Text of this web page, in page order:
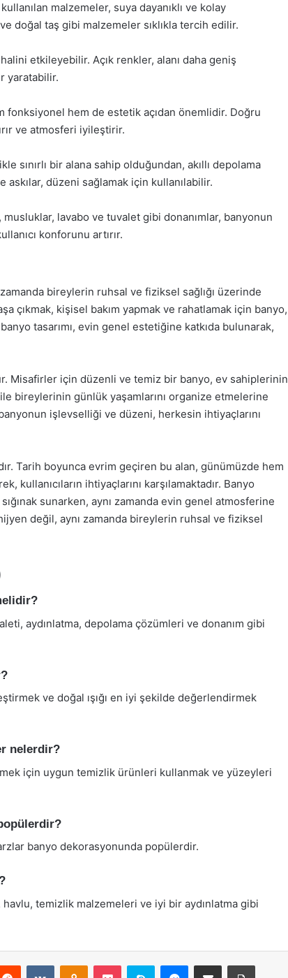
malzemeler, suya dayanıklı ve kolay
doğal taş gibi malzemeler sıklıkla tercih edilir.
etkileyebilir. Açık renkler, alanı daha geniş
yaratabilir.
fonksiyonel hem de estetik açıdan önemlidir. Doğru
ve atmosferi iyileştirir.
sınırlı bir alana sahip olduğundan, akıllı depolama
askılar, düzeni sağlamak için kullanılabilir.
lavabo ve tuvalet gibi donanımlar, banyonun
konforunu artırır.
bireylerin ruhsal ve fiziksel sağlığı üzerinde
çıkmak, kişisel bakım yapmak ve rahatlamak için banyo,
tasarımı, evin genel estetiğine katkıda bulunarak,
Misafirler için düzenli ve temiz bir banyo, ev sahiplerinin
bireylerinin günlük yaşamlarını organize etmelerine
işlevselliği ve düzeni, herkesin ihtiyaçlarını
Tarih boyunca evrim geçiren bu alan, günümüzde hem
ihtiyaçlarını karşılamaktadır. Banyo
sunarken, aynı zamanda evin genel atmosferine
değil, aynı zamanda bireylerin ruhsal ve fiziksel
aydınlatma, depolama çözümleri ve donanım gibi
ve doğal ışığı en iyi şekilde değerlendirmek
nelerdir?
için uygun temizlik ürünleri kullanmak ve yüzeyleri
banyo dekorasyonunda popülerdir.
temizlik malzemeleri ve iyi bir aydınlatma gibi
Reddit VKontakteOdnoklassniki
Pocket Skype Messenger
E-Posta ile paylaş Yazdır